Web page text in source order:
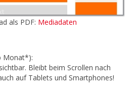
als PDF: Mediadaten
Monat*):
Bleibt beim Scrollen nach
auf Tablets und Smartphones!